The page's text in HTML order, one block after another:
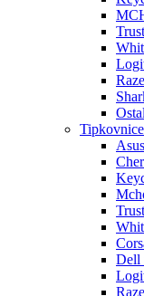
Tipkovnice
Dell